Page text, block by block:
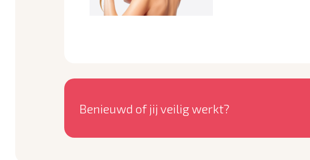
Benieuwd of jij veilig werkt?